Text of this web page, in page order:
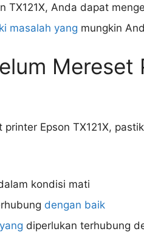
TX121X, Anda dapat
masalah yang mungkin
Mereset
Epson TX121X,
kondisi mati
dengan baik
diperlukan terhubung